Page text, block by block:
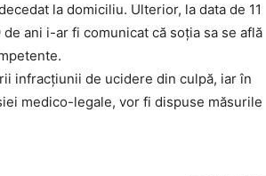
la domiciliu. Ulterior, la data de 11
ani i-ar fi comunicat că soția sa se află
infracțiunii de ucidere din culpă, iar în
medico-legale, vor fi dispuse măsurile